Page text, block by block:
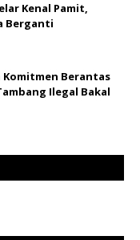
Kenal Pamit,
Berganti
Komitmen Berantas
Ilegal Bakal